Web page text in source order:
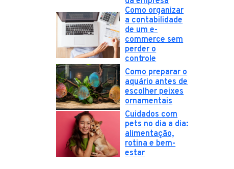
Como organizar
a contabilidade
de um e-
commerce sem
perder o
controle
Como preparar o
aquário antes de
escolher peixes
ornamentais
Cuidados com
pets no dia a dia:
alimentação,
rotina e bem-
estar